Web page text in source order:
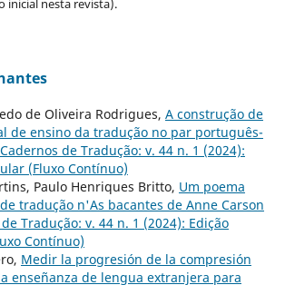
inicial nesta revista).
de Oliveira Rodrigues, A construção de
de ensino da tradução no par português-
Cadernos de Tradução: v. 44 n. 1 (2024):
(Fluxo Contínuo)
Paulo Henriques Britto, Um poema
tradução n'As bacantes de Anne Carson
Tradução: v. 44 n. 1 (2024): Edição
Contínuo)
Medir la progresión de la compresión
enseñanza de lengua extranjera para